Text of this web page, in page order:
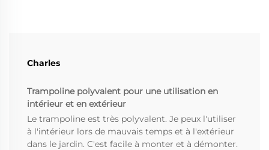
Charles
Trampoline polyvalent pour une utilisation en
intérieur et en extérieur
Le trampoline est très polyvalent. Je peux l'utiliser
à l'intérieur lors de mauvais temps et à l'extérieur
dans le jardin. C'est facile à monter et à démonter.